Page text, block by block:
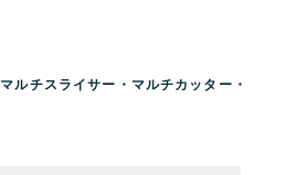
マルチスライサー・マルチカッター・